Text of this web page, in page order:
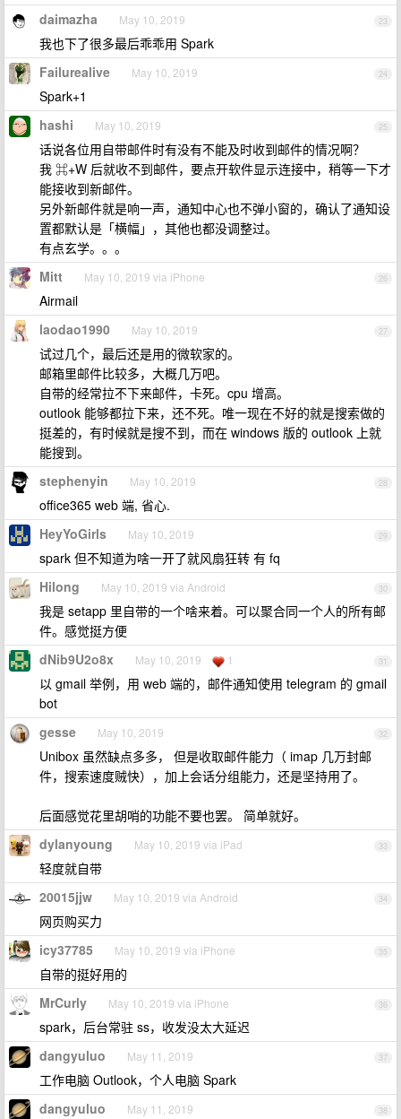
23
daimazha May 10, 2019
我也下了很多最后乖乖用 Spark
24
Failurealive May 10, 2019
Spark+1
25
hashi May 10, 2019
话说各位用自带邮件时有没有不能及时收到邮件的情况啊？
我 ⌘+W 后就收不到邮件，要点开软件显示连接中，稍等一下才
能接收到新邮件。
另外新邮件就是响一声，通知中心也不弹小窗的，确认了通知设
置都默认是「横幅」，其他也都没调整过。
有点玄学。。。
26
Mitt May 10, 2019 via iPhone
Airmail
27
laodao1990 May 10, 2019
试过几个，最后还是用的微软家的。
邮箱里邮件比较多，大概几万吧。
自带的经常拉不下来邮件，卡死。cpu 增高。
outlook 能够都拉下来，还不死。唯一现在不好的就是搜索做的
挺差的，有时候就是搜不到，而在 windows 版的 outlook 上就
能搜到。
28
stephenyin May 10, 2019
office365 web 端, 省心.
29
HeyYoGirls May 10, 2019
spark 但不知道为啥一开了就风扇狂转 有 fq
30
Hilong May 10, 2019 via Android
我是 setapp 里自带的一个啥来着。可以聚合同一个人的所有邮
件。感觉挺方便
31
dNib9U2o8x May 10, 2019 1
以 gmail 举例，用 web 端的，邮件通知使用 telegram 的 gmail
bot
32
gesse May 10, 2019
Unibox 虽然缺点多多， 但是收取邮件能力（ imap 几万封邮
件，搜索速度贼快），加上会话分组能力，还是坚持用了。
后面感觉花里胡哨的功能不要也罢。 简单就好。
33
dylanyoung May 10, 2019 via iPad
轻度就自带
34
20015jjw May 10, 2019 via Android
网页购买力
35
icy37785 May 10, 2019 via iPhone
自带的挺好用的
36
MrCurly May 10, 2019 via iPhone
spark，后台常驻 ss，收发没太大延迟
37
dangyuluo May 11, 2019
工作电脑 Outlook，个人电脑 Spark
38
dangyuluo May 11, 2019